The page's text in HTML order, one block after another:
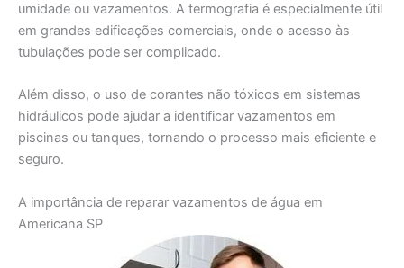
umidade ou vazamentos. A termografia é especialmente útil
em grandes edificações comerciais, onde o acesso às
tubulações pode ser complicado.
Além disso, o uso de corantes não tóxicos em sistemas
hidráulicos pode ajudar a identificar vazamentos em
piscinas ou tanques, tornando o processo mais eficiente e
seguro.
A importância de reparar vazamentos de água em
Americana SP